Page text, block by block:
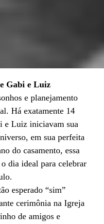
Gabi e Luiz
e planejamento
Há exatamente 14
e Luiz iniciavam sua
em sua perfeita
do casamento, essa
dia ideal para celebrar
esperado “sim”
cerimônia na Igreja
de amigos e